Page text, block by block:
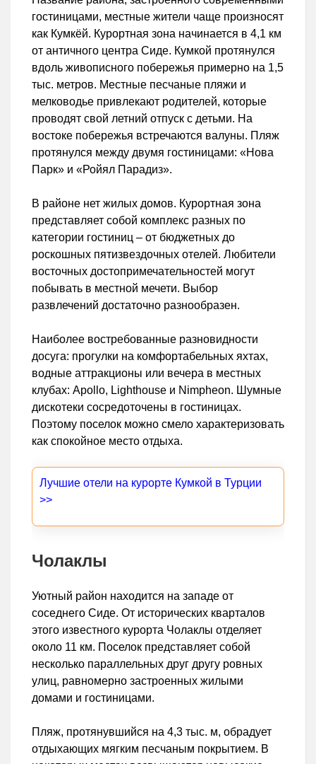
гостиницами, местные жители чаще произносят
как Кумкёй. Курортная зона начинается в 4,1 км
от античного центра Сиде. Кумкой протянулся
вдоль живописного побережья примерно на 1,5
тыс. метров. Местные песчаные пляжи и
мелководье привлекают родителей, которые
проводят свой летний отпуск с детьми. На
востоке побережья встречаются валуны. Пляж
протянулся между двумя гостиницами: «Нова
Парк» и «Ройял Парадиз».
В районе нет жилых домов. Курортная зона
представляет собой комплекс разных по
категории гостиниц – от бюджетных до
роскошных пятизвездочных отелей. Любители
восточных достопримечательностей могут
побывать в местной мечети. Выбор
развлечений достаточно разнообразен.
Наиболее востребованные разновидности
досуга: прогулки на комфортабельных яхтах,
водные аттракционы или вечера в местных
клубах: Apollo, Lighthouse и Nimpheon. Шумные
дискотеки сосредоточены в гостиницах.
Поэтому поселок можно смело характеризовать
как спокойное место отдыха.
Лучшие отели на курорте Кумкой в Турции
>>
Чолаклы
Уютный район находится на западе от
соседнего Сиде. От исторических кварталов
этого известного курорта Чолаклы отделяет
около 11 км. Поселок представляет собой
несколько параллельных друг другу ровных
улиц, равномерно застроенных жилыми
домами и гостиницами.
Пляж, протянувшийся на 4,3 тыс. м, обрадует
отдыхающих мягким песчаным покрытием. В